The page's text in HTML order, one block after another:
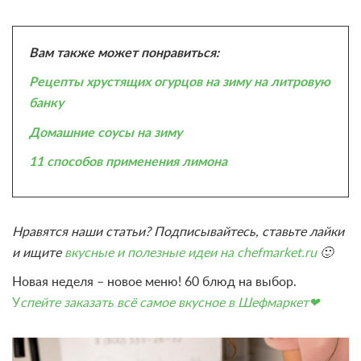
Вам также может понравиться:
Рецепты хрустящих огурцов на зиму на литровую
банку
Домашние соусы на зиму
11 способов применения лимона
Нравятся наши статьи? Подписывайтесь, ставьте лайки
и ищите вкусные и полезные идеи на chefmarket.ru 🙂
Новая неделя – новое меню! 60 блюд на выбор.
Успейте заказать всё самое вкусное в Шефмаркет❤